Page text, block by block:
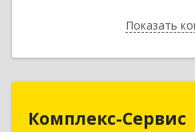
ПоказатьНазад
Комплекс-Сервис